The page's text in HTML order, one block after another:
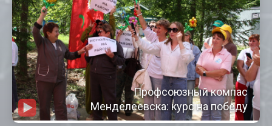
Профсоюзный компас
Менделеевска: курс на победу